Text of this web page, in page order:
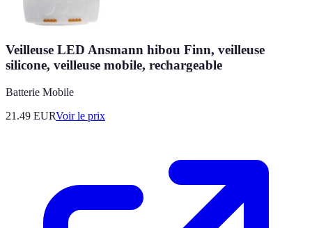
Veilleuse LED Ansmann hibou Finn, veilleuse
silicone, veilleuse mobile, rechargeable
Batterie Mobile
21.49 EURVoir le prix